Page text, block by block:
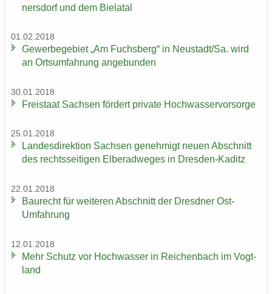
ners­dorf und dem Bie­la­tal
01.02.2018
Ge­wer­be­ge­biet „Am Fuchs­berg“ in Neu­stadt/Sa. wird
an Orts­um­fah­rung an­ge­bun­den
30.01.2018
Frei­staat Sach­sen för­dert pri­va­te Hoch­was­ser­vor­sor­ge
25.01.2018
Lan­des­di­rek­ti­on Sach­sen ge­neh­migt neuen Ab­schnitt
des rechts­sei­ti­gen El­be­rad­we­ges in Dresden-​Kaditz
22.01.2018
Bau­recht für wei­te­ren Ab­schnitt der Dresd­ner Ost-​
Umfahrung
12.01.2018
Mehr Schutz vor Hoch­was­ser in Rei­chen­bach im Vogt­
land